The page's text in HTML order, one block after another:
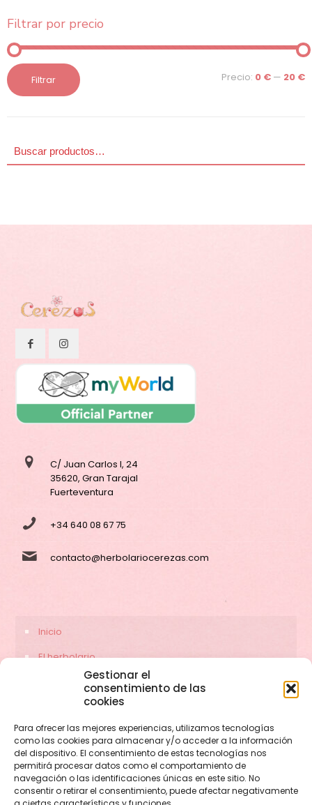
Gestionar el
consentimiento de las
cookies
Para ofrecer las mejores experiencias, utilizamos tecnologías
como las cookies para almacenar y/o acceder a la información
del dispositivo. El consentimiento de estas tecnologías nos
permitirá procesar datos como el comportamiento de
navegación o las identificaciones únicas en este sitio. No
consentir o retirar el consentimiento, puede afectar negativamente
Filtrar por precio
Precio
mínimo
Precio
máximoFiltrar Precio: 0 € — 20 €
C/ Juan Carlos I, 24
35620, Gran Tarajal
Fuerteventura
+34 640 08 67 75
contacto@herbolariocerezas.com
Inicio
El herbolario